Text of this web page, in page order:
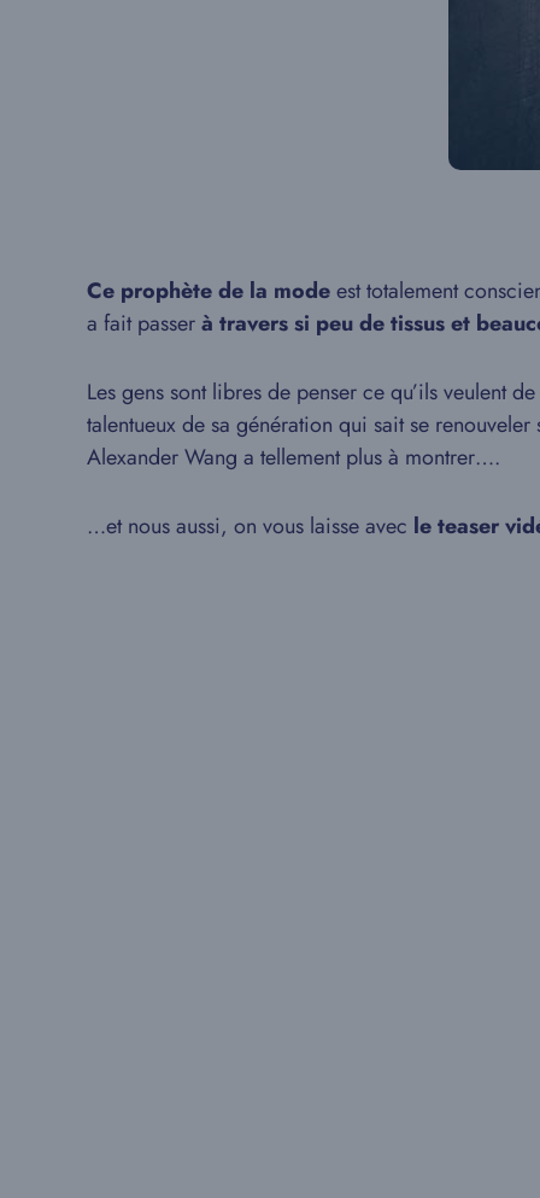
Ce prophète de la modeest totalement
a fait passerà travers si peu de tissus et
Les gens sont libres de penser ce qu’ils veulent
talentueux de sa génération qui sait se renouveler
Alexander Wang a tellement plus à montrer….
…et nous aussi, on vous laisse avec le teaser